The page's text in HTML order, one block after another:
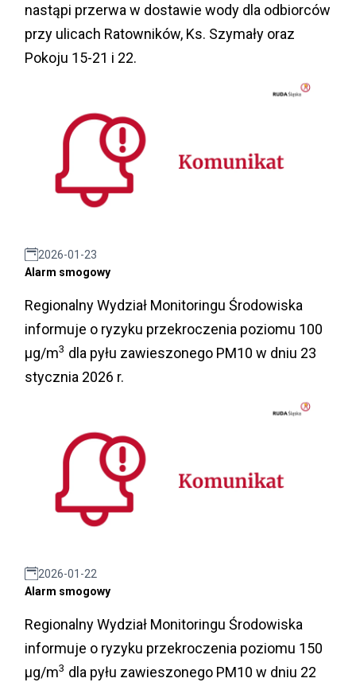
nastąpi przerwa w dostawie wody dla odbiorców
przy ulicach Ratowników, Ks. Szymały oraz
Pokoju 15-21 i 22.
2026-01-23
Alarm smogowy
Regionalny Wydział Monitoringu Środowiska
informuje o ryzyku przekroczenia poziomu 100
µg/m3 dla pyłu zawieszonego PM10 w dniu 23
stycznia 2026 r.
2026-01-22
Alarm smogowy
Regionalny Wydział Monitoringu Środowiska
informuje o ryzyku przekroczenia poziomu 150
µg/m3 dla pyłu zawieszonego PM10 w dniu 22